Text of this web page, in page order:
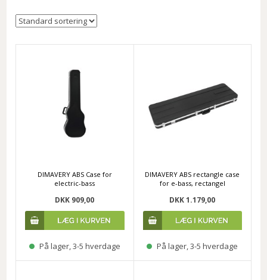
DIMAVERY ABS Case for
electric-bass
DKK 909,00
På lager, 3-5 hverdage
DIMAVERY ABS rectangle case
for e-bass, rectangel
DKK 1.179,00
På lager, 3-5 hverdage